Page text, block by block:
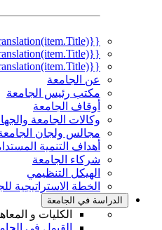
{{mmc.getCurrentTranslation(item.Title)}}
{{mmc.getCurrentTranslation(item.Title)}}
{{mmc.getCurrentTranslation(item.Title)}}
عن الجامعة
مكتب رئيس الجامعة
أوقاف الجامعة
وكالات الجامعة
مجالس ولجان
أهداف التنمية
شركاء الجامعة
الهيكل التنظيمي
الخطة الاستراتيجية
الدراسة في الجامعة
الكليات و
القبول في